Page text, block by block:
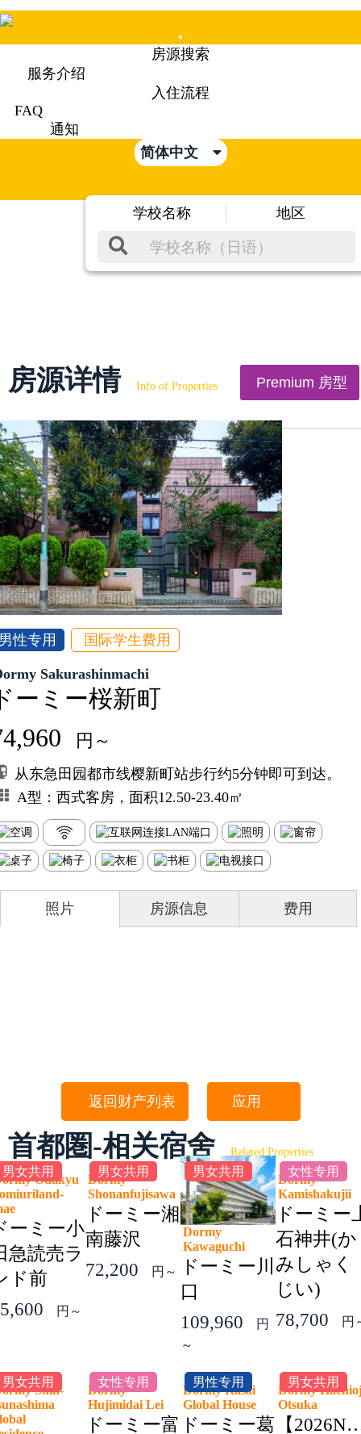
Mobile
Menu
房源搜索
服务介绍
入住流程
FAQ
通知
简体中文
学校名称 地区
房源详情 Info of Properties Premium 房型
性专用 国际学生费用
Sakurashinmachi
ーミー桜新町
円～
从东急田园都市线樱新町站步行约5分钟即可到达。
A型：西式客房，面积12.50-23.40㎡
照片 房源信息 费用
返回财产列表 应用
首都圏-相关宿舍 Related Properties
男女共用
Odakyu
ーミー小
急読売ラ
ド前
円～
男女共用
Dormy
Shonanfujisawa
ドーミー湘
南藤沢
72,200
円～
男女共用
Dormy
Kawaguchi
ドーミー川
口
109,960
円
～
女性专用
Dormy
ドーミー
石神井(か
みしゃく
じい)
78,700
円
男女共用
Shin-
女性专用
Dormy
Hujimidai Lei
ドーミー富
男性专用
Dormy Kasai
Global House
ドーミー葛
男女共用
Dormy
Otsuka
【